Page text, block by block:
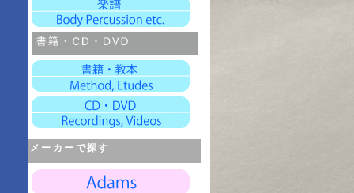
メーカーで探す